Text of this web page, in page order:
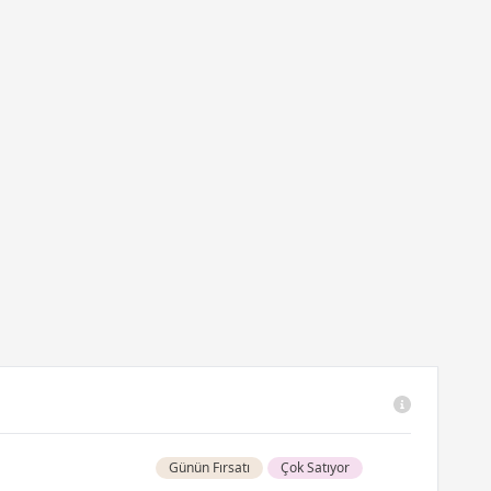
Günün Fırsatı Çok Satıyor